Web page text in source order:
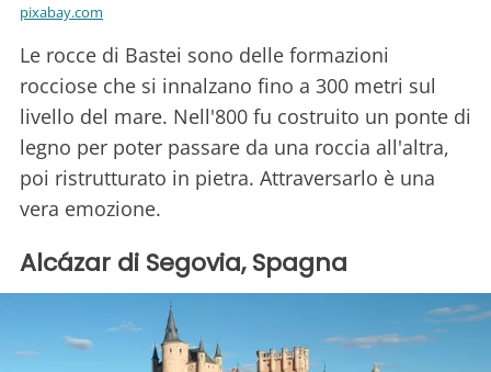
pixabay.com
Le rocce di Bastei sono delle formazioni
rocciose che si innalzano fino a 300 metri sul
livello del mare. Nell'800 fu costruito un ponte di
legno per poter passare da una roccia all'altra,
poi ristrutturato in pietra. Attraversarlo è una
vera emozione.
Alcázar di Segovia, Spagna